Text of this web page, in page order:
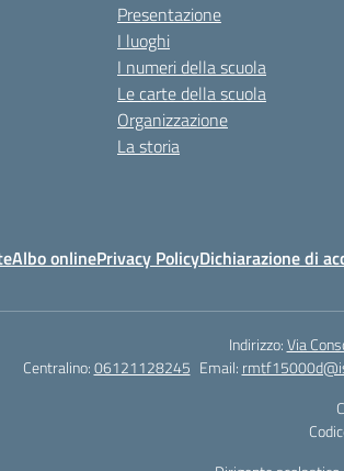
Presentazione
I luoghi
I numeri della scuola
Le carte della scuola
Organizzazione
La storia
Albo onlinePrivacy PolicyDichiarazione di
Indirizzo:Via
Centralino:06121128245 Email: